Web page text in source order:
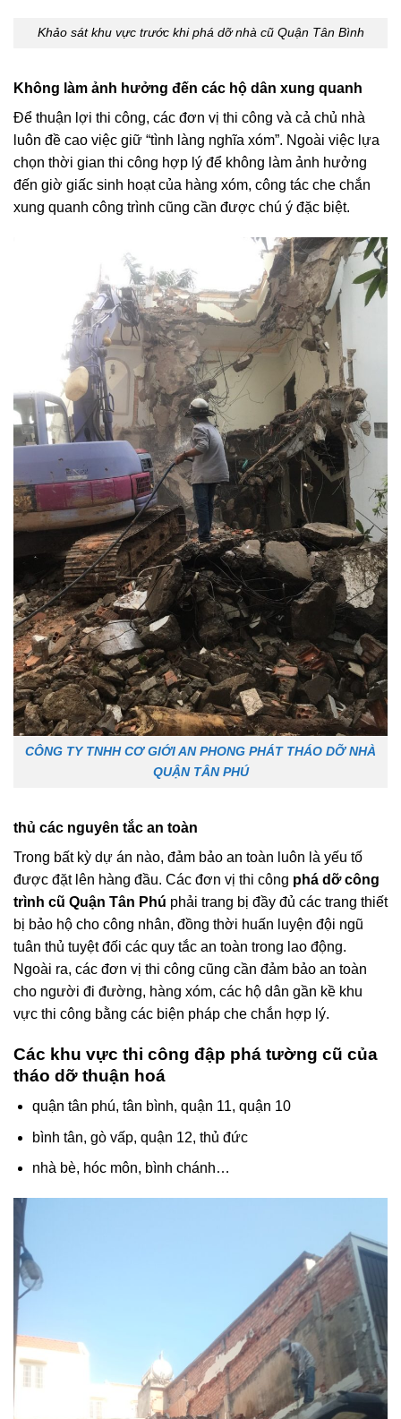
Khảo sát khu vực trước khi phá dỡ nhà cũ Quận Tân Bình
Không làm ảnh hưởng đến các hộ dân xung quanh
Để thuận lợi thi công, các đơn vị thi công và cả chủ nhà
luôn đề cao việc giữ “tình làng nghĩa xóm”. Ngoài việc lựa
chọn thời gian thi công hợp lý để không làm ảnh hưởng
đến giờ giấc sinh hoạt của hàng xóm, công tác che chắn
xung quanh công trình cũng cần được chú ý đặc biệt.
CÔNG TY TNHH CƠ GIỚI AN PHONG PHÁT THÁO DỠ NHÀ
QUẬN TÂN PHÚ
thủ các nguyên tắc an toàn
Trong bất kỳ dự án nào, đảm bảo an toàn luôn là yếu tố
được đặt lên hàng đầu. Các đơn vị thi công phá dỡ công
trình cũ Quận Tân Phú phải trang bị đầy đủ các trang thiết
bị bảo hộ cho công nhân, đồng thời huấn luyện đội ngũ
tuân thủ tuyệt đối các quy tắc an toàn trong lao động.
Ngoài ra, các đơn vị thi công cũng cần đảm bảo an toàn
cho người đi đường, hàng xóm, các hộ dân gần kề khu
vực thi công bằng các biện pháp che chắn hợp lý.
Các khu vực thi công đập phá tường cũ của
tháo dỡ thuận hoá
quận tân phú, tân bình, quận 11, quận 10
bình tân, gò vấp, quận 12, thủ đức
nhà bè, hóc môn, bình chánh…